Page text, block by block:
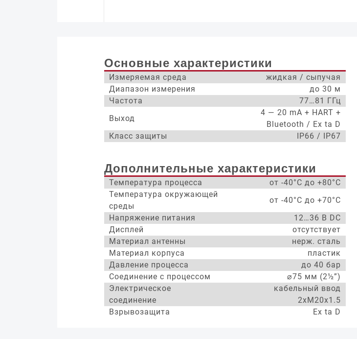
Основные характеристики
Измеряемая среда
жидкая / сыпучая
Диапазон измерения
до 30 м
Частота
77…81 ГГц
Выход
4 — 20 mA + HART +
Bluetooth / Ex ta D
Класс защиты
IP66 / IP67
Дополнительные характеристики
Температура процесса
от -40°С до +80°С
Температура окружающей
среды
от -40°С до +70°С
Напряжение питания
12…36 В DC
Дисплей
отсутствует
Материал антенны
нерж. сталь
Материал корпуса
пластик
Давление процесса
до 40 бар
Соединение с процессом
⌀75 мм (2½”)
Электрическое
соединение
кабельный ввод
2xM20x1.5
Взрывозащита
Ex ta D